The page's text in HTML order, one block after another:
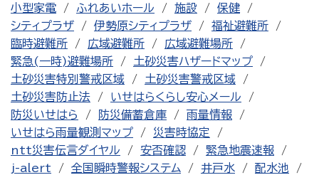
小型家電 ふれあいホール 施設
保健
シティプラザ
伊勢原シティプラザ
福祉避難所
臨時避難所
広域避難所
広域避難場所
緊急(一時)避難場所
土砂災害ハザードマップ
土砂災害特別警戒区域
土砂災害警戒区域
土砂災害防止法
いせはらくらし安心メール
防災いせはら
防災備蓄倉庫
雨量情報
いせはら雨量観測マップ
災害時協定
ntt災害伝言ダイヤル
安否確認
緊急地震速報
j-alert
全国瞬時警報システム 井戸水
配水池